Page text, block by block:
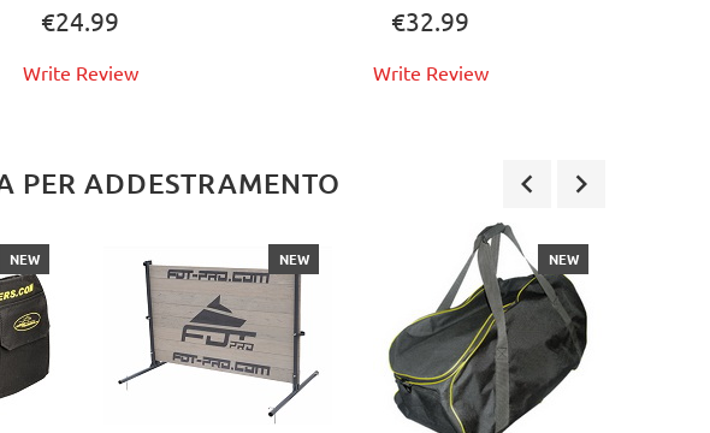
€24.99
Write Review
€32.99
Write Review
PER ADDESTRAMENTO
NEW NEW NEW